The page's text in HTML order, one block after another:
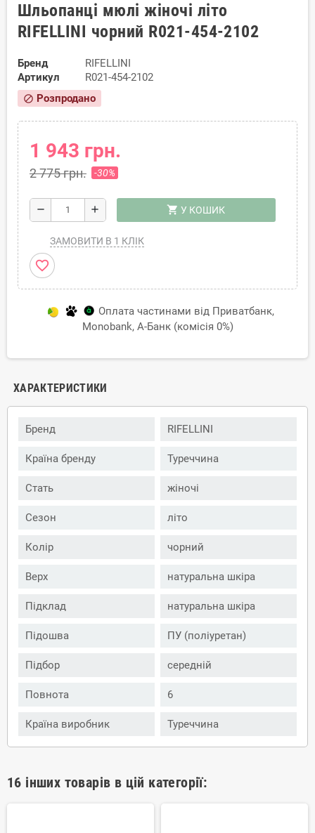
Шльопанці мюлі жіночі літо
RIFELLINI чорний R021-454-2102
Бренд
RIFELLINI
Артикул
R021-454-2102
block Розпродано
1 943 грн.
2 775 грн. -30%
remove add shopping_cart У КОШИК
ЗАМОВИТИ В 1 КЛІК
favorite_border
Оплата частинами від Приватбанк,
Monobank, А-Банк (комісія 0%)
ХАРАКТЕРИСТИКИ
Бренд RIFELLINI
Країна бренду Туреччина
Стать жіночі
Сезон літо
Колір чорний
Верх натуральна шкіра
Підклад натуральна шкіра
Підошва ПУ (поліуретан)
Підбор середній
Повнота 6
Країна виробник Туреччина
16 інших товарів в цій категорії: